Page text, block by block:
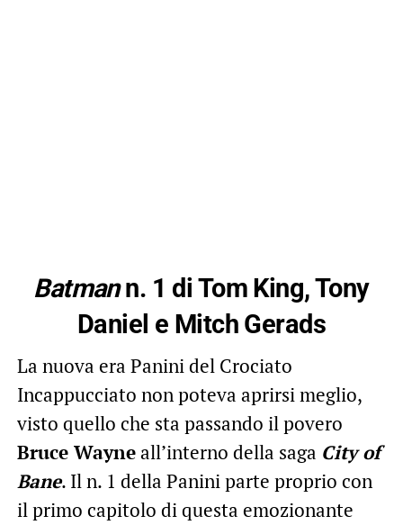
Batmann. 1 di Tom King, Tony
Daniel e Mitch Gerads
La nuova era Panini del Crociato
Incappucciato non poteva aprirsi meglio,
visto quello che sta passando il povero
Bruce Wayneall’interno della saga City of
Bane. Il n. 1 della Panini parte proprio con
il primo capitolo di questa emozionante